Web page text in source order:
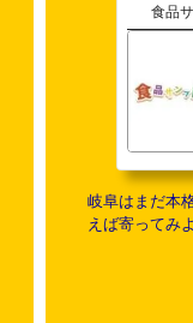
食品
岐阜はまだ本
えば寄ってみ